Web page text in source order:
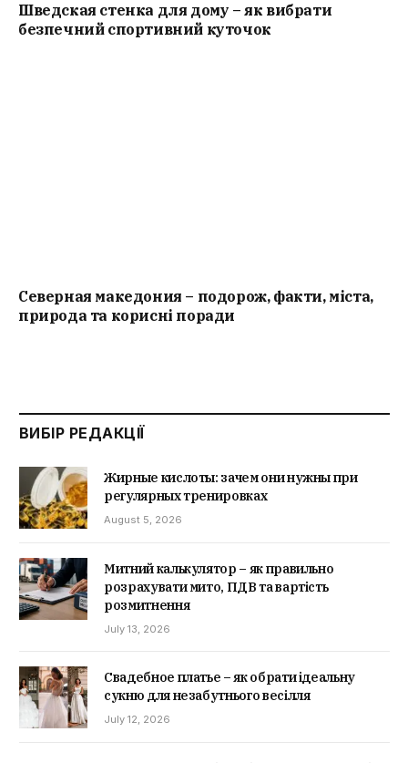
Шведская стенка для дому – як вибрати
безпечний спортивний куточок
Северная македония – подорож, факти, міста,
природа та корисні поради
ВИБІР РЕДАКЦІЇ
Жирные кислоты: зачем они нужны при
регулярных тренировках
August 5, 2026
Митний калькулятор – як правильно
розрахувати мито, ПДВ та вартість
розмитнення
July 13, 2026
Свадебное платье – як обрати ідеальну
сукню для незабутнього весілля
July 12, 2026